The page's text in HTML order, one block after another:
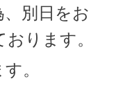
別日をお
ります。
。